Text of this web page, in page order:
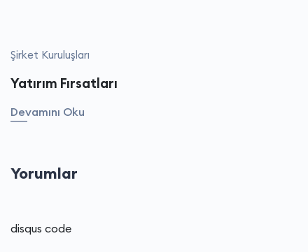
Şirket Kuruluşları
Yatırım Fırsatları
Devamını Oku
Yorumlar
disqus code